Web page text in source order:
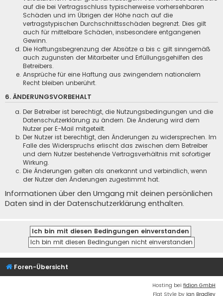
auf die bei Vertragsschluss typischerweise vorhersehbaren
Schäden und im Übrigen der Höhe nach auf die
vertragstypischen Durchschnittsschäden begrenzt. Dies gilt
auch für mittelbare Schäden, insbesondere entgangenen
Gewinn.
Die Haftungsbegrenzung der Absätze a bis c gilt sinngemäß
auch zugunsten der Mitarbeiter und Erfüllungsgehilfen des
Betreibers.
Ansprüche für eine Haftung aus zwingendem nationalem
Recht bleiben unberührt.
6. ÄNDERUNGSVORBEHALT
Der Betreiber ist berechtigt, die Nutzungsbedingungen und die
Datenschutzerklärung zu ändern. Die Änderung wird dem
Nutzer per E-Mail mitgeteilt.
Der Nutzer ist berechtigt, den Änderungen zu widersprechen. Im
Falle des Widerspruchs erlischt das zwischen dem Betreiber
und dem Nutzer bestehende Vertragsverhältnis mit sofortiger
Wirkung.
Die Änderungen gelten als anerkannt und verbindlich, wenn
der Nutzer den Änderungen zugestimmt hat.
Informationen über den Umgang mit deinen persönlichen
Daten sind in der Datenschutzerklärung enthalten.
Foren-Übersicht
Hosting bei fidion GmbH
Flat Style by Ian Bradley